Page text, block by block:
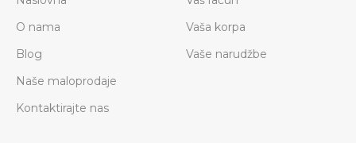
O nama
Blog
Naše maloprodaje
Kontaktirajte nas
Vaša korpa
Vaše narudžbe